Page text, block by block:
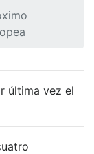
última vez el